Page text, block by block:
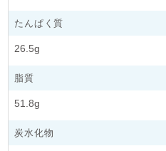
たんぱく質
26.5g
脂質
51.8g
炭水化物